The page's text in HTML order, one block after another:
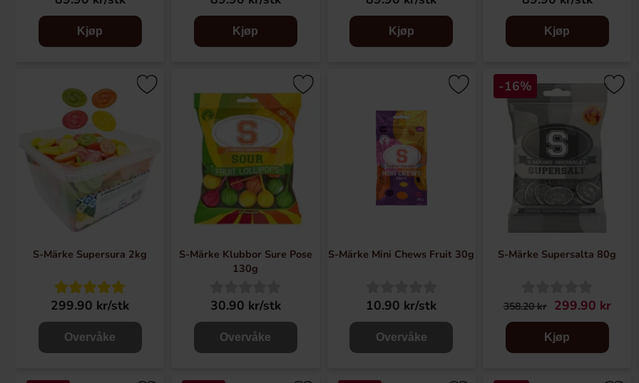
Kjøp Kjøp Kjøp Kjøp
S-Märke Supersura 2kg
299.90 kr/stk
Overvåke
S-Märke Klubbor Sure Pose
130g
30.90 kr/stk
Overvåke
S-Märke Mini Chews Fruit 30g
10.90 kr/stk
Overvåke
-16%
S-Märke Supersalta 80g
358.20 kr 299.90 kr
Kjøp